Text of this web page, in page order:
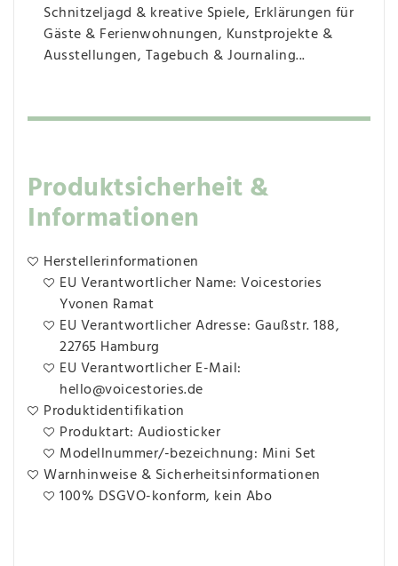
Schnitzeljagd & kreative Spiele, Erklärungen für
Gäste & Ferienwohnungen, Kunstprojekte &
Ausstellungen, Tagebuch & Journaling...
Produktsicherheit &
Informationen
Herstellerinformationen
EU Verantwortlicher Name: Voicestories
Yvonen Ramat
EU Verantwortlicher Adresse: Gaußstr. 188,
22765 Hamburg
EU Verantwortlicher E-Mail:
hello@voicestories.de
Produktidentifikation
Produktart: Audiosticker
Modellnummer/-bezeichnung: Mini Set
Warnhinweise & Sicherheitsinformationen
100% DSGVO-konform, kein Abo